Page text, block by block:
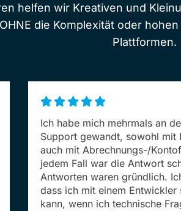
helfen wir Kreativen und
die Komplexität oder
Plattformen.
Ich habe mich mehrmals an
Support gewandt, sowohl mit
auch mit Abrechnungs-/
jedem Fall war die Antwort
Antworten waren gründlich.
dass ich mit einem Entwickler
kann, wenn ich technische